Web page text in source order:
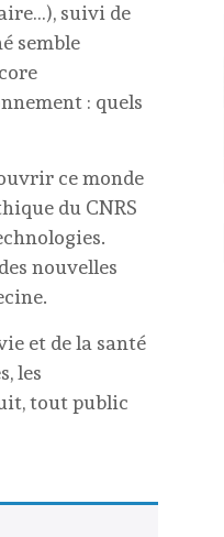
suivi de
semble
: quels
ce monde
du CNRS
nouvelles
et de la santé
les
tout public